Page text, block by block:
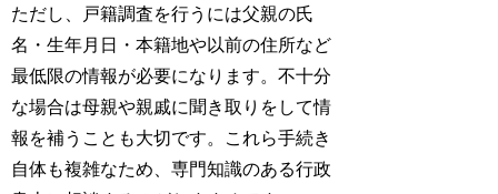
ただし、戸籍調査を行うには父親の氏
名・生年月日・本籍地や以前の住所など
最低限の情報が必要になります。不十分
な場合は母親や親戚に聞き取りをして情
報を補うことも大切です。これら手続き
自体も複雑なため、専門知識のある行政